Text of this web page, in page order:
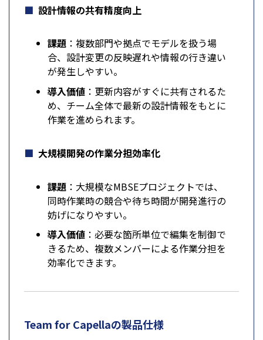
設計情報の共有精度向上
課題 ：複数部門や拠点でモデルを扱う場
合、設計変更の反映遅れや情報の行き違い
が発生しやすい。
導入価値 ：更新内容がすぐに共有されるた
め、チーム全体で最新の設計情報をもとに
作業を進められます。
大規模開発の作業分担効率化
課題 ：大規模なMBSEプロジェクトでは、
同時作業時の競合や待ち時間が開発進行の
妨げになりやすい。
導入価値 ：必要な箇所単位で編集を制御で
きるため、複数メンバーによる作業分担を
効率化できます。
Team for Capellaの製品仕様